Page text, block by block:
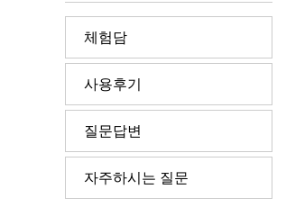
체험담
사용후기
질문답변
자주하시는 질문